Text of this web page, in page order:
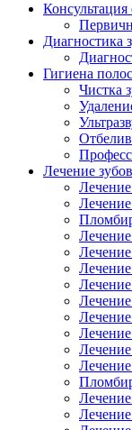
Консультация
Диагностика
Гигиена
Чистка
Лечение зубов
Лечение
Лечение